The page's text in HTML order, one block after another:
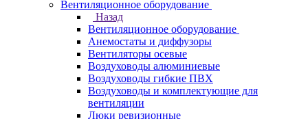
Вентиляционное оборудование
Назад
Вентиляционное оборудование
Анемостаты и диффузоры
Вентиляторы осевые
Воздуховоды алюминиевые
Воздуховоды гибкие ПВХ
Воздуховоды и комплектующие для
вентиляции
Люки ревизионные